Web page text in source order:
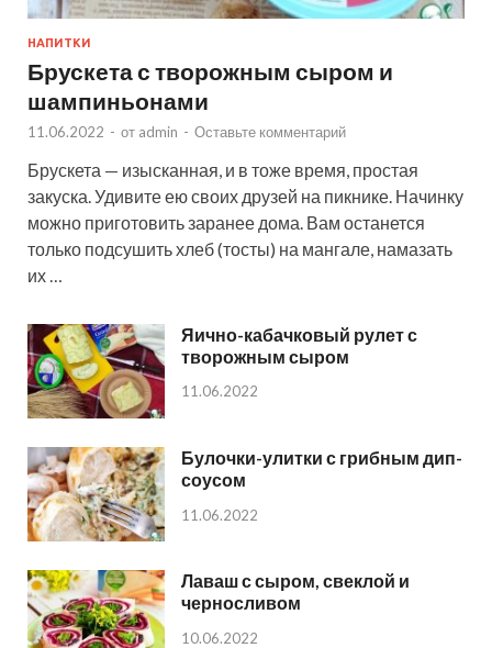
НАПИТКИ
Брускета с творожным сыром и
шампиньонами
11.06.2022 - от admin - Оставьте комментарий
Брускета — изысканная, и в тоже время, простая
закуска. Удивите ею своих друзей на пикнике. Начинку
можно приготовить заранее дома. Вам останется
только подсушить хлеб (тосты) на мангале, намазать
их …
Яично-кабачковый рулет с
творожным сыром
11.06.2022
Булочки-улитки с грибным дип-
соусом
11.06.2022
Лаваш с сыром, свеклой и
черносливом
10.06.2022